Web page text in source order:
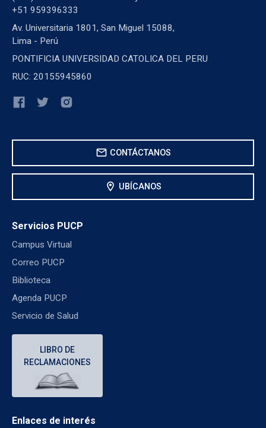
+51 959396333
Av. Universitaria 1801, San Miguel 15088,
Lima - Perú
PONTIFICIA UNIVERSIDAD CATOLICA DEL PERU
RUC: 20155945860
mail CONTÁCTANOS
location_on UBÍCANOS
Servicios PUCP
Campus Virtual
Correo PUCP
Biblioteca
Agenda PUCP
Servicio de Salud
LIBRO DE
RECLAMACIONES
Enlaces de interés